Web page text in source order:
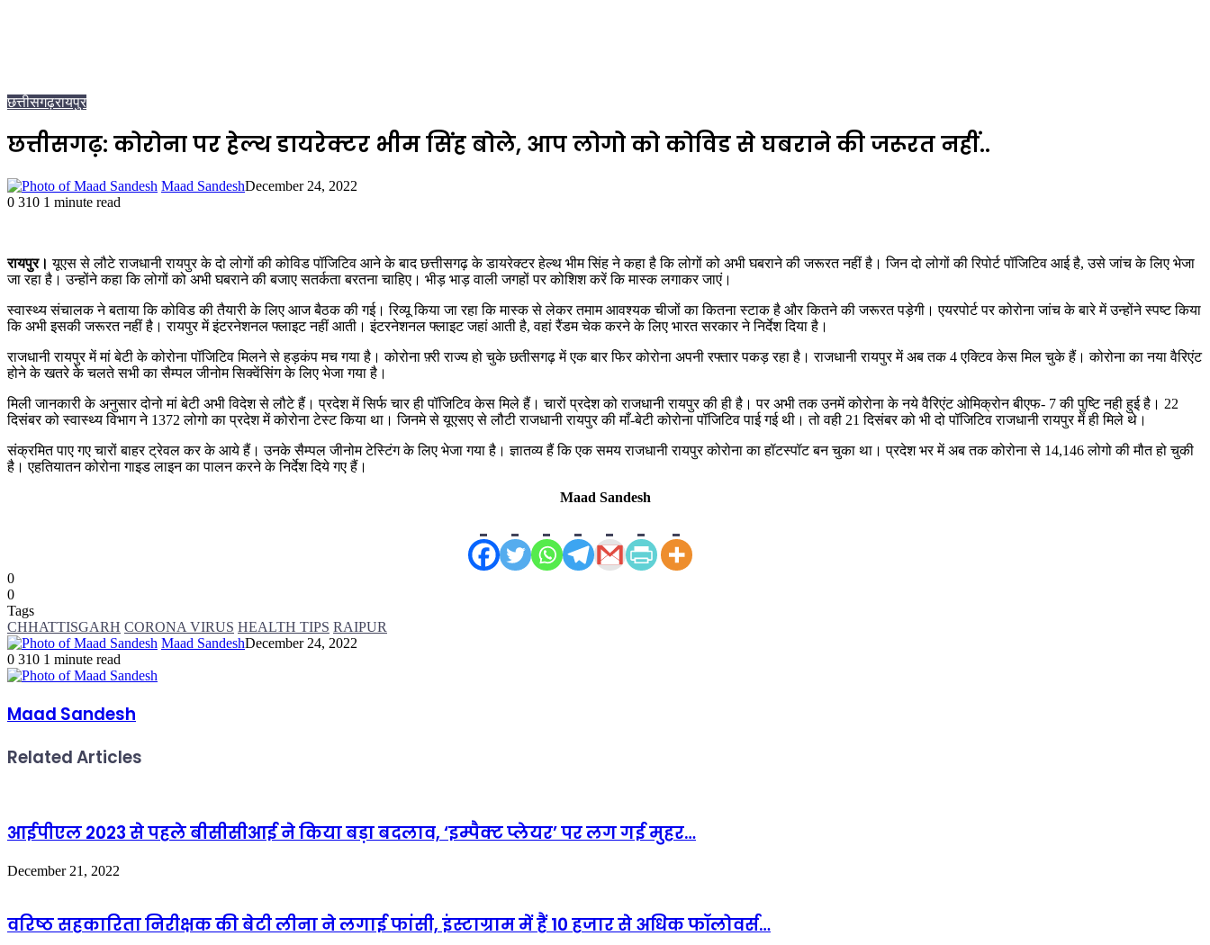
छत्तीसगढ़रायपुर
छत्तीसगढ़: कोरोना पर हेल्थ डायरेक्टर भीम सिंह बोले, आप लोगो को कोविड से घबराने की जरूरत नहीं..
Maad SandeshDecember 24, 2022
0 310 1 minute read
रायपुर। यूएस से लौटे राजधानी रायपुर के दो लोगों की कोविड पॉजिटिव आने के बाद छत्तीसगढ़ के डायरेक्टर हेल्थ भीम सिंह ने कहा है कि लोगों को अभी घबराने की जरूरत नहीं है। जिन दो लोगों की रिपोर्ट पॉजिटिव आई है, उसे जांच के लिए भेजा
जा रहा है। उन्होंने कहा कि लोगों को अभी घबराने की बजाए सतर्कता बरतना चाहिए। भीड़ भाड़ वाली जगहों पर कोशिश करें कि मास्क लगाकर जाएं।
स्वास्थ्य संचालक ने बताया कि कोविड की तैयारी के लिए आज बैठक की गई। रिव्यू किया जा रहा कि मास्क से लेकर तमाम आवश्यक चीजों का कितना स्टाक है और कितने की जरूरत पड़ेगी। एयरपोर्ट पर कोरोना जांच के बारे में उन्होंने स्पष्ट किया
कि अभी इसकी जरूरत नहीं है। रायपुर में इंटरनेशनल फ्लाइट नहीं आती। इंटरनेशनल फ्लाइट जहां आती है, वहां रैंडम चेक करने के लिए भारत सरकार ने निर्देश दिया है।
राजधानी रायपुर में मां बेटी के कोरोना पॉजिटिव मिलने से हड़कंप मच गया है। कोरोना फ़्री राज्य हो चुके छतीसगढ़ में एक बार फिर कोरोना अपनी रफ्तार पकड़ रहा है। राजधानी रायपुर में अब तक 4 एक्टिव केस मिल चुके हैं। कोरोना का नया वैरिएंट
होने के खतरे के चलते सभी का सैम्पल जीनोम सिक्वेंसिंग के लिए भेजा गया है।
मिली जानकारी के अनुसार दोनो मां बेटी अभी विदेश से लौटे हैं। प्रदेश में सिर्फ चार ही पॉजिटिव केस मिले हैं। चारों प्रदेश को राजधानी रायपुर की ही है। पर अभी तक उनमें कोरोना के नये वैरिएंट ओमिक्रोन बीएफ- 7 की पुष्टि नही हुई है। 22
दिसंबर को स्वास्थ्य विभाग ने 1372 लोगो का प्रदेश में कोरोना टेस्ट किया था। जिनमे से यूएसए से लौटी राजधानी रायपुर की माँ-बेटी कोरोना पॉजिटिव पाई गई थी। तो वही 21 दिसंबर को भी दो पॉजिटिव राजधानी रायपुर में ही मिले थे।
संक्रमित पाए गए चारों बाहर ट्रेवल कर के आये हैं। उनके सैम्पल जीनोम टेस्टिंग के लिए भेजा गया है। ज्ञातव्य हैं कि एक समय राजधानी रायपुर कोरोना का हॉटस्पॉट बन चुका था। प्रदेश भर में अब तक कोरोना से 14,146 लोगो की मौत हो चुकी
है। एहतियातन कोरोना गाइड लाइन का पालन करने के निर्देश दिये गए हैं।
Maad Sandesh
0
0
Tags
CHHATTISGARH CORONA VIRUS HEALTH TIPS RAIPUR
Maad SandeshDecember 24, 2022
0 310 1 minute read
Maad Sandesh
Related Articles
आईपीएल 2023 से पहले बीसीसीआई ने किया बड़ा बदलाव, ‘इम्पैक्ट प्लेयर’ पर लग गई मुहर…
December 21, 2022
वरिष्ठ सहकारिता निरीक्षक की बेटी लीना ने लगाई फांसी, इंस्टाग्राम में हैं 10 हजार से अधिक फॉलोवर्स…